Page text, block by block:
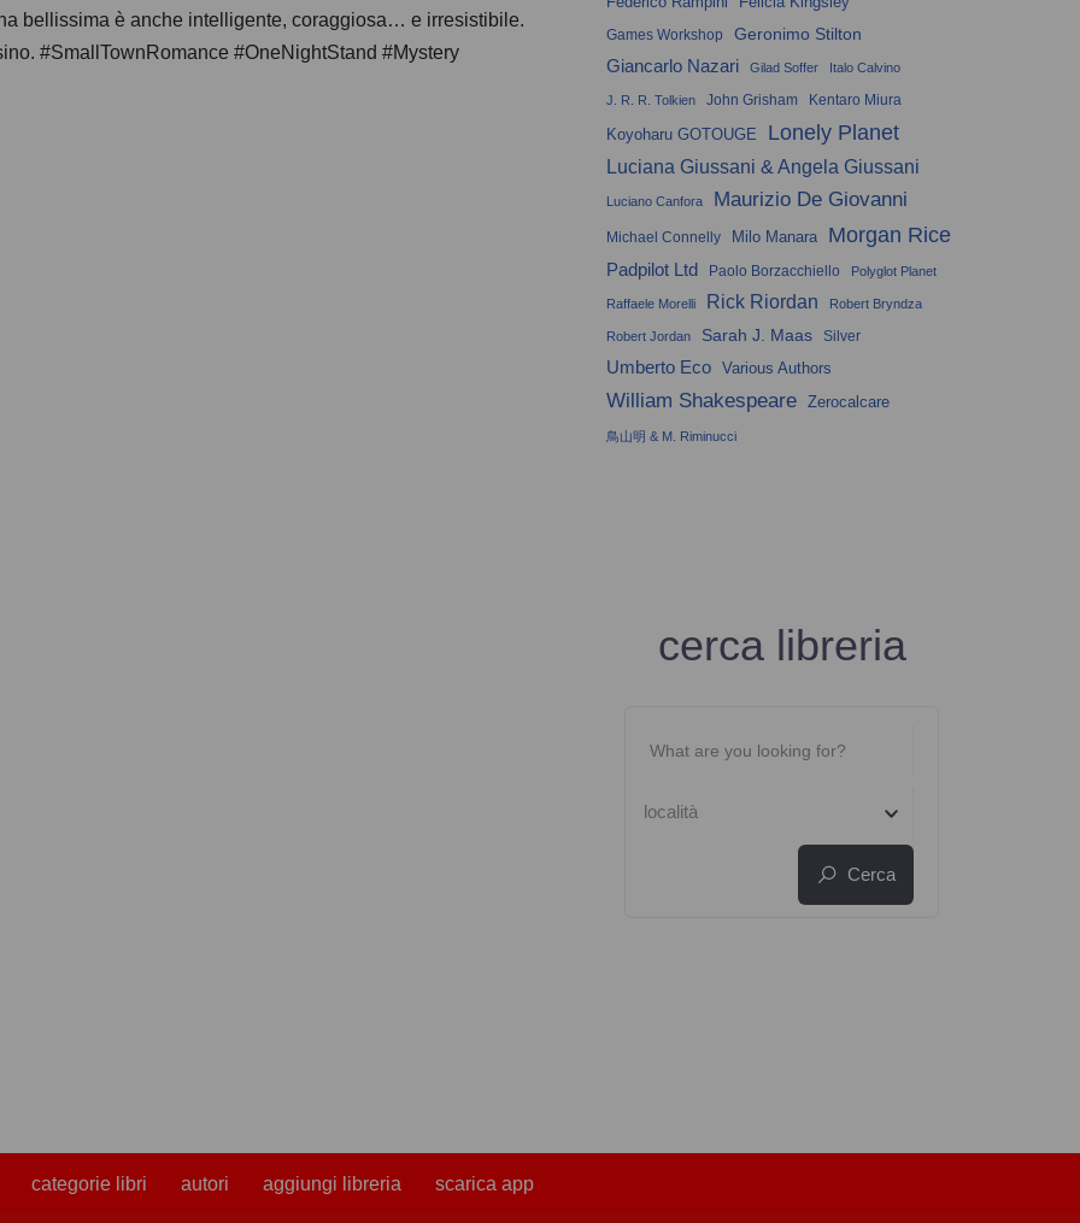
bellissima è anche intelligente, coraggiosa… e irresistibile.
#SmallTownRomance #OneNightStand #Mystery
Games Workshop
Geronimo Stilton
Giancarlo Nazari
Gilad Soffer Italo Calvino
J. R. R. Tolkien John Grisham Kentaro Miura
Koyoharu GOTOUGE Lonely Planet
Luciana Giussani & Angela Giussani
Luciano Canfora Maurizio De Giovanni
Michael Connelly Milo Manara Morgan Rice
Padpilot Ltd Paolo Borzacchiello Polyglot Planet
Raffaele Morelli Rick Riordan Robert Bryndza
Robert Jordan Sarah J. Maas Silver
Umberto Eco Various Authors
William Shakespeare Zerocalcare
鳥山明 & M. Riminucci
cerca libreria
località
Cerca
categorie libri autori aggiungi libreria scarica app